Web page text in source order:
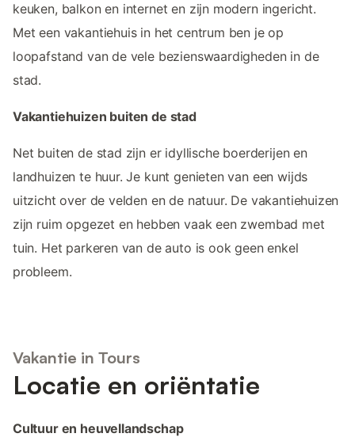
keuken, balkon en internet en zijn modern ingericht.
Met een vakantiehuis in het centrum ben je op
loopafstand van de vele bezienswaardigheden in de
stad.
Vakantiehuizen buiten de stad
Net buiten de stad zijn er idyllische boerderijen en
landhuizen te huur. Je kunt genieten van een wijds
uitzicht over de velden en de natuur. De vakantiehuizen
zijn ruim opgezet en hebben vaak een zwembad met
tuin. Het parkeren van de auto is ook geen enkel
probleem.
Vakantie in Tours
Locatie en oriëntatie
Cultuur en heuvellandschap